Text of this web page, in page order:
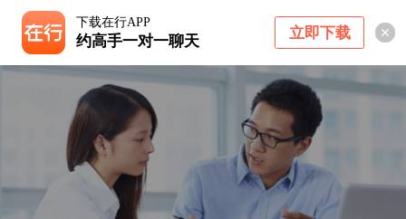
下载在行APP
约高手一对一聊天 立即下载